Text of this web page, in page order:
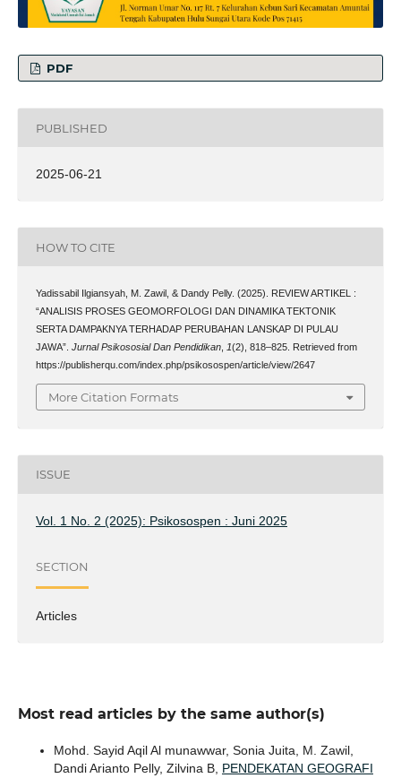
PDF
PUBLISHED
2025-06-21
HOW TO CITE
Yadissabil Ilgiansyah, M. Zawil, & Dandy Pelly. (2025). REVIEW ARTIKEL :
“ANALISIS PROSES GEOMORFOLOGI DAN DINAMIKA TEKTONIK
SERTA DAMPAKNYA TERHADAP PERUBAHAN LANSKAP DI PULAU
JAWA”. Jurnal Psikososial Dan Pendidikan, 1(2), 818–825. Retrieved from
https://publisherqu.com/index.php/psikosospen/article/view/2647
More Citation Formats
ISSUE
Vol. 1 No. 2 (2025): Psikosospen : Juni 2025
SECTION
Articles
Most read articles by the same author(s)
Mohd. Sayid Aqil Al munawwar, Sonia Juita, M. Zawil,
Dandi Arianto Pelly, Zilvina B, PENDEKATAN GEOGRAFI